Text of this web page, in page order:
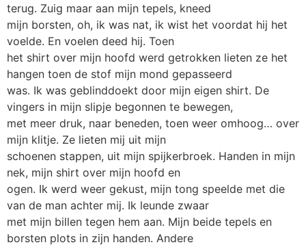
terug. Zuig maar aan mijn tepels, kneed
mijn borsten, oh, ik was nat, ik wist het voordat hij het
voelde. En voelen deed hij. Toen
het shirt over mijn hoofd werd getrokken lieten ze het
hangen toen de stof mijn mond gepasseerd
was. Ik was geblinddoekt door mijn eigen shirt. De
vingers in mijn slipje begonnen te bewegen,
met meer druk, naar beneden, toen weer omhoog… over
mijn klitje. Ze lieten mij uit mijn
schoenen stappen, uit mijn spijkerbroek. Handen in mijn
nek, mijn shirt over mijn hoofd en
ogen. Ik werd weer gekust, mijn tong speelde met die
van de man achter mij. Ik leunde zwaar
met mijn billen tegen hem aan. Mijn beide tepels en
borsten plots in zijn handen. Andere